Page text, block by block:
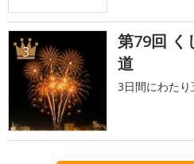
3
第79回 く
道
3日間にわた